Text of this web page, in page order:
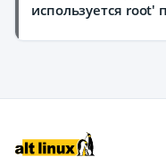
используется root'